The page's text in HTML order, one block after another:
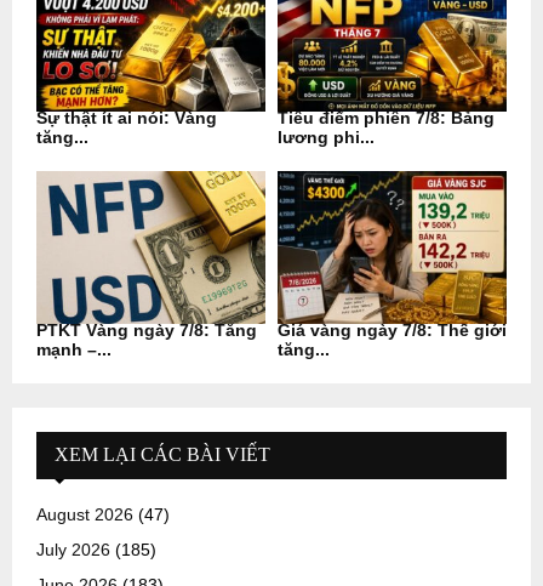
Sự thật ít ai nói: Vàng
tăng...
Tiêu điểm phiên 7/8: Bảng
lương phi...
PTKT Vàng ngày 7/8: Tăng
mạnh –...
Giá vàng ngày 7/8: Thế giới
tăng...
XEM LẠI CÁC BÀI VIẾT
August 2026 (47)
July 2026 (185)